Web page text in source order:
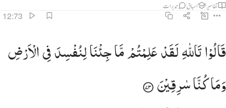
تفاسیر اسباق تدبرات
12:73
قالوا تالله لقد علمتم ما جينا لنفسد في الارض وما كنا سارقين ٧٣
قَالُوا۟ تَٱللَّهِ لَقَدْ عَلِمْتُم مَّا جِئْنَا لِنُفْسِدَ فِى ٱلْأَرْضِ وَمَا كُنَّا سَـٰرِقِينَ ٧٣
قَالُوْاتَاللّٰهِلَقَدْعَلِمْتُمْمَّاجِئْنَالِنُفْسِدَفِیالْاَرْضِ
وَمَاكُنَّاسٰرِقِیْنَ